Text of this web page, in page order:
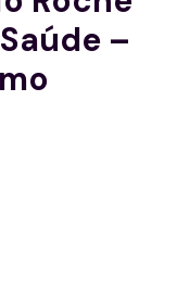
–